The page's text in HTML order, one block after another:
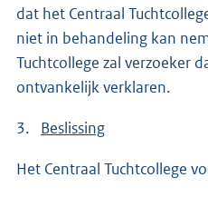
dat het Centraal
niet in behandeling kan
Tuchtcollege zal verzoeker
ontvankelijk verklaren.
3. Beslissing
Het Centraal Tuchtcollege